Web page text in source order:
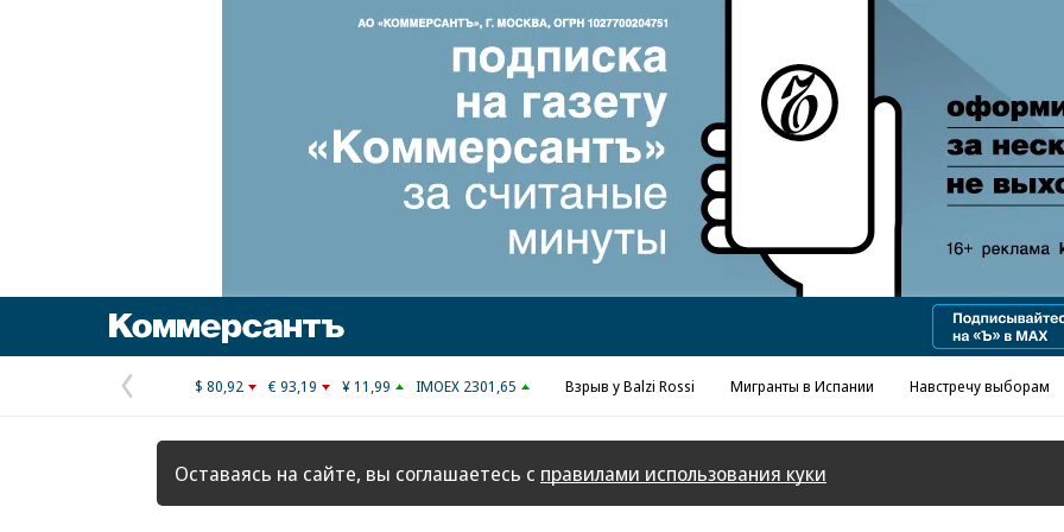
Реклама в «Ъ» www.kommersant.ru/ad
Предыдущая
страница
$ 80,92 € 93,19 ¥ 11,99 IMOEX 2301,65 Взрыв у Balzi Rossi Мигранты в Испании Навстречу выборам
Оставаясь на сайте, вы соглашаетесь с правилами использования куки